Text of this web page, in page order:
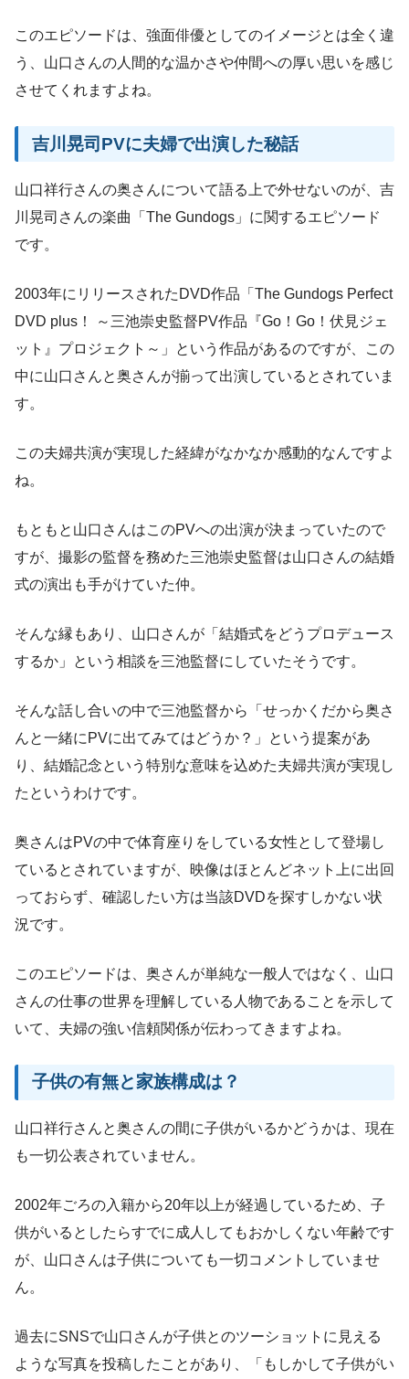
このエピソードは、強面俳優としてのイメージとは全く違
う、山口さんの人間的な温かさや仲間への厚い思いを感じ
させてくれますよね。
吉川晃司PVに夫婦で出演した秘話
山口祥行さんの奥さんについて語る上で外せないのが、吉
川晃司さんの楽曲「The Gundogs」に関するエピソード
です。
2003年にリリースされたDVD作品「The Gundogs Perfect
DVD plus！ ～三池崇史監督PV作品『Go！Go！伏見ジェ
ット』プロジェクト～」という作品があるのですが、この
中に山口さんと奥さんが揃って出演しているとされていま
す。
この夫婦共演が実現した経緯がなかなか感動的なんですよ
ね。
もともと山口さんはこのPVへの出演が決まっていたので
すが、撮影の監督を務めた三池崇史監督は山口さんの結婚
式の演出も手がけていた仲。
そんな縁もあり、山口さんが「結婚式をどうプロデュース
するか」という相談を三池監督にしていたそうです。
そんな話し合いの中で三池監督から「せっかくだから奥さ
んと一緒にPVに出てみてはどうか？」という提案があ
り、結婚記念という特別な意味を込めた夫婦共演が実現し
たというわけです。
奥さんはPVの中で体育座りをしている女性として登場し
ているとされていますが、映像はほとんどネット上に出回
っておらず、確認したい方は当該DVDを探すしかない状
況です。
このエピソードは、奥さんが単純な一般人ではなく、山口
さんの仕事の世界を理解している人物であることを示して
いて、夫婦の強い信頼関係が伝わってきますよね。
子供の有無と家族構成は？
山口祥行さんと奥さんの間に子供がいるかどうかは、現在
も一切公表されていません。
2002年ごろの入籍から20年以上が経過しているため、子
供がいるとしたらすでに成人してもおかしくない年齢です
が、山口さんは子供についても一切コメントしていませ
ん。
過去にSNSで山口さんが子供とのツーショットに見える
ような写真を投稿したことがあり、「もしかして子供がい